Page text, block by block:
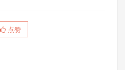
点赞